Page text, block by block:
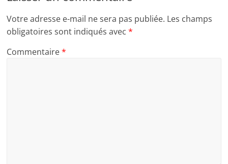
Votre adresse e-mail ne sera pas publiée. Les champs
obligatoires sont indiqués avec*
Commentaire*